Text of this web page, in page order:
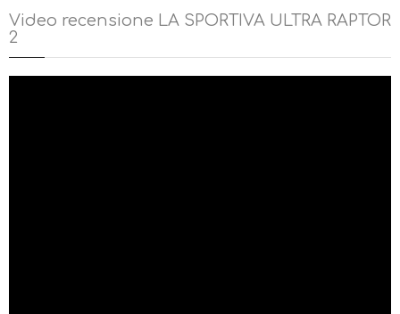
buona imbottitura per aumentare il comfort.
stabilizzare il tendine e il calcagno. Il collarino presenta una leggera
Video recensione LA SPORTIVA ULTRA RAPTOR
2